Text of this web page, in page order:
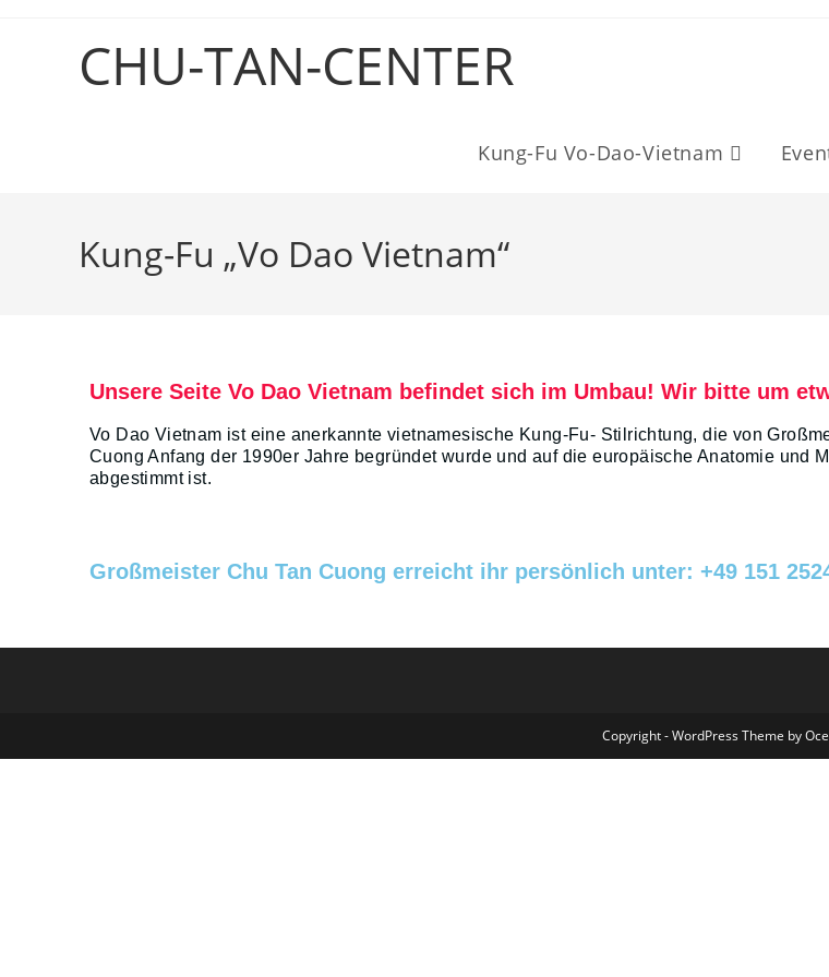
CHU-TAN-CENTER
Kung-Fu Vo-Dao-Vietnam
Kung-Fu „Vo Dao Vietnam“
Unsere Seite Vo Dao Vietnam befindet sich im Umbau! Wir bitte um
Vo Dao Vietnam ist eine anerkannte vietnamesische Kung-Fu- Stilrichtung, die von
Cuong Anfang der 1990er Jahre begründet wurde und auf die europäische Anatomie und
abgestimmt ist.
Großmeister Chu Tan Cuong erreicht ihr persönlich unter: +49 151
Copyright - WordPress Theme by